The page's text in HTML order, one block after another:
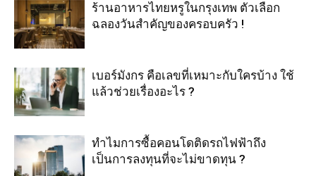
ร้านอาหารไทยหรูในกรุงเทพ ตัวเลือก
ฉลองวันสำคัญของครอบครัว !
เบอร์มังกร คือเลขที่เหมาะกับใครบ้าง ใช้
แล้วช่วยเรื่องอะไร ?
ทำไมการซื้อคอนโดติดรถไฟฟ้าถึง
เป็นการลงทุนที่จะไม่ขาดทุน ?